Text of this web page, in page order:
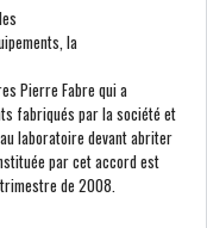
la
Pierre Fabre qui a
fabriqués par la société et
laboratoire devant abriter
par cet accord est
de 2008.